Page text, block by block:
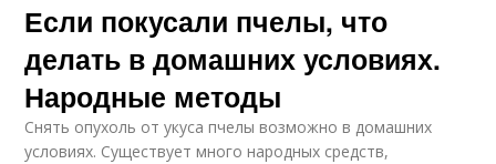
Если покусали пчелы, что
делать в домашних условиях.
Народные методы
Снять опухоль от укуса пчелы возможно в домашних
условиях. Существует много народных средств,